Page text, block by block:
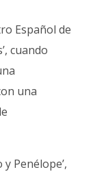
Español de
cuando
una
Penélope’,